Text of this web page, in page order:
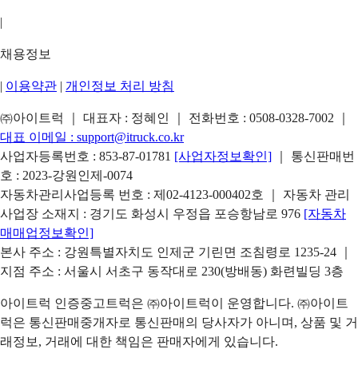
|
채용정보
| 이용약관 | 개인정보 처리 방침
㈜아이트럭 ｜ 대표자 : 정혜인 ｜ 전화번호 : 0508-0328-7002
대표 이메일 : support@itruck.co.kr
사업자등록번호 : 853-87-01781 [사업자정보확인]
｜ 통신판매번
호 : 2023-강원인제-0074
자동차관리사업등록 번호 : 제02-4123-000402호 ｜ 자동차 관리
사업장 소재지 : 경기도 화성시 우정읍 포승항남로 976 [자동차
매매업정보확인]
본사 주소 : 강원특별자치도 인제군 기린면 조침령로 1235-24 ｜
지점 주소 : 서울시 서초구 동작대로 230(방배동) 화련빌딩 3층
아이트럭 인증중고트럭은 ㈜아이트럭이 운영합니다. ㈜아이트
럭은 통신판매중개자로 통신판매의 당사자가 아니며, 상품 및 거
래정보, 거래에 대한 책임은 판매자에게 있습니다.